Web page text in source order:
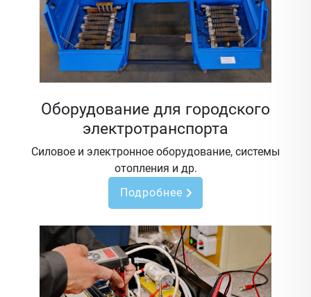
Оборудование для городского
электротранспорта
Силовое и электронное оборудование, системы
отопления и др.
Подробнее